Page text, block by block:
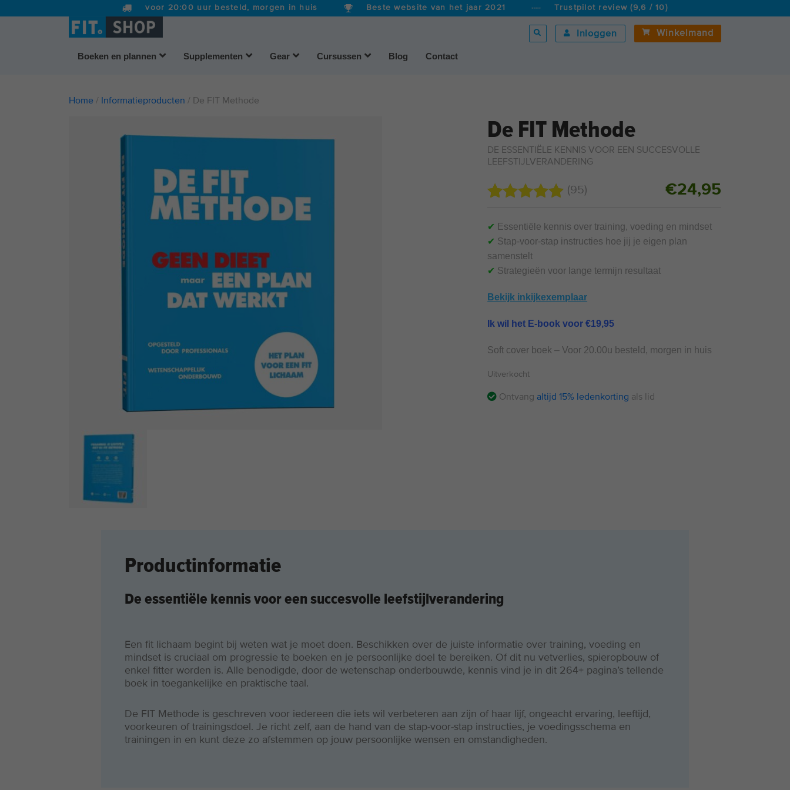
voor 20:00 uur besteld, morgen in huis Beste website van het jaar 2021 Trustpilot review (9,6 / 10)
Boeken en plannen Supplementen Gear Cursussen Blog Contact
Inloggen Winkelmand
Home / Informatieproducten / De FIT Methode
De FIT Methode
DE ESSENTIËLE KENNIS VOOR EEN SUCCESVOLLE
LEEFSTIJLVERANDERING
4.77op 5
gebaseerd
op
klantbeoordelingen
(95) €24,95
✔ Essentiële kennis over training, voeding en mindset
✔ Stap-voor-stap instructies hoe jij je eigen plan
samenstelt
✔ Strategieën voor lange termijn resultaat
Bekijk inkijkexemplaar
Ik wil het E-book voor €19,95
Soft cover boek – Voor 20.00u besteld, morgen in huis
Uitverkocht
Ontvang altijd 15% ledenkorting als lid
Productinformatie
De essentiële kennis voor een succesvolle leefstijlverandering
Een fit lichaam begint bij weten wat je moet doen. Beschikken over de juiste informatie over training, voeding en
mindset is cruciaal om progressie te boeken en je persoonlijke doel te bereiken. Of dit nu vetverlies, spieropbouw of
enkel fitter worden is. Alle benodigde, door de wetenschap onderbouwde, kennis vind je in dit 264+ pagina’s tellende
boek in toegankelijke en praktische taal.
De FIT Methode is geschreven voor iedereen die iets wil verbeteren aan zijn of haar lijf, ongeacht ervaring, leeftijd,
voorkeuren of trainingsdoel. Je richt zelf, aan de hand van de stap-voor-stap instructies, je voedingsschema en
trainingen in en kunt deze zo afstemmen op jouw persoonlijke wensen en omstandigheden.